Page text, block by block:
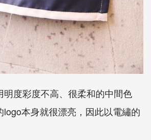
明度彩度不高、很柔和的中間色
本身就很漂亮，因此以電繡的